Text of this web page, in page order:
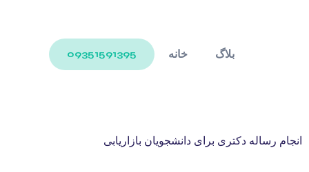
خانه بلاگ 09351591395
انجام رساله دکتری برای دانشجویان بازاریابی